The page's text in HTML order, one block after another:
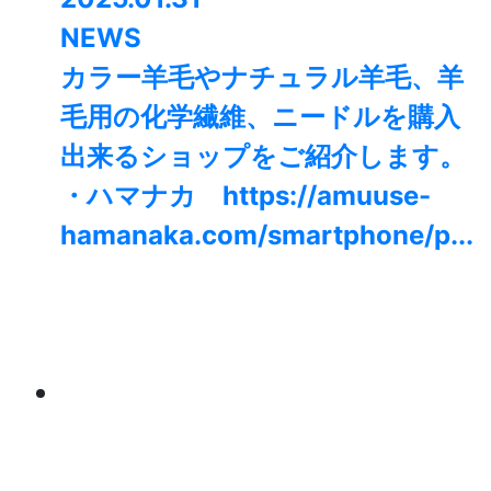
NEWS
カラー羊毛やナチュラル羊毛、羊
毛用の化学繊維、ニードルを購入
出来るショップをご紹介します。
・ハマナカ https://amuuse-
hamanaka.com/smartphone/p...